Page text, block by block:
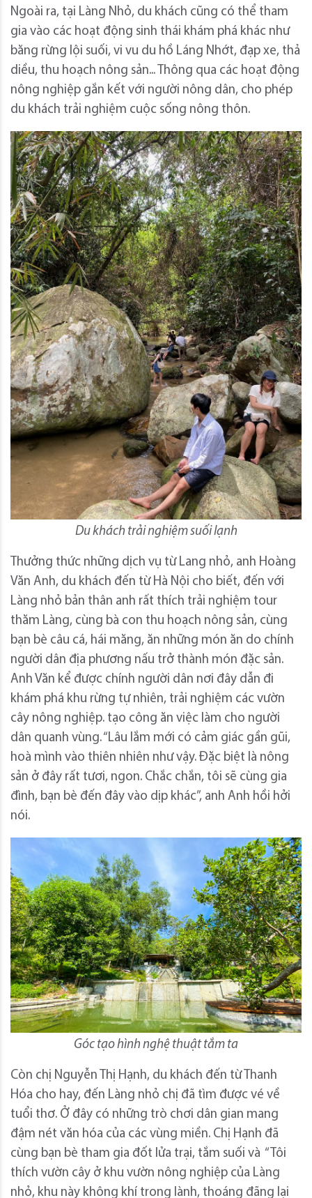
Ngoài ra, tại Làng Nhỏ, du khách cũng có thể tham
gia vào các hoạt động sinh thái khám phá khác như
băng rừng lội suối, vi vu du hồ Láng Nhớt, đạp xe, thả
diều, thu hoạch nông sản... Thông qua các hoạt động
nông nghiệp gắn kết với người nông dân, cho phép
du khách trải nghiệm cuộc sống nông thôn.
Du khách trải nghiệm suối lạnh
Thưởng thức những dịch vụ từ Lang nhỏ, anh Hoàng
Văn Anh, du khách đến từ Hà Nội cho biết, đến với
Làng nhỏ bản thân anh rất thích trải nghiệm tour
thăm Làng, cùng bà con thu hoạch nông sản, cùng
bạn bè câu cá, hái măng, ăn những món ăn do chính
người dân địa phương nấu trở thành món đặc sản.
Anh Văn kể được chính người dân nơi đây dẫn đi
khám phá khu rừng tự nhiên, trải nghiệm các vườn
cây nông nghiệp. tạo công ăn việc làm cho người
dân quanh vùng. “Lâu lắm mới có cảm giác gần gũi,
hoà mình vào thiên nhiên như vậy. Đặc biệt là nông
sản ở đây rất tươi, ngon. Chắc chắn, tôi sẽ cùng gia
đình, bạn bè đến đây vào dịp khác”, anh Anh hồi hởi
nói.
Góc tạo hình nghệ thuật tắm ta
Còn chị Nguyễn Thị Hạnh, du khách đến từ Thanh
Hóa cho hay, đến Làng nhỏ chị đã tìm được vé về
tuổi thơ. Ở đây có những trò chơi dân gian mang
đậm nét văn hóa của các vùng miền. Chị Hạnh đã
cùng bạn bè tham gia đốt lửa trại, tắm suối và “Tôi
thích vườn cây ở khu vườn nông nghiệp của Làng
nhỏ, khu này không khí trong lành, thoáng đãng lại